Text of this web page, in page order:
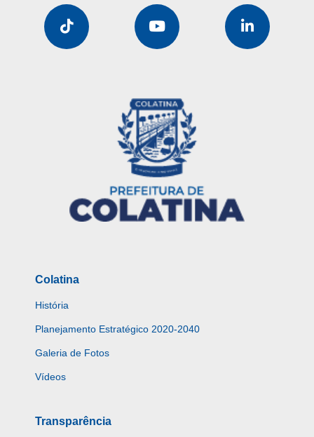
Colatina
História
Planejamento Estratégico 2020-2040
Galeria de Fotos
Vídeos
Transparência